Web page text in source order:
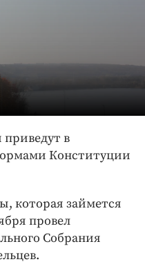
приведут в
Конституции
которая займется
провел
Собрания